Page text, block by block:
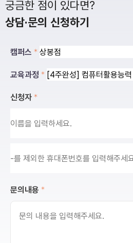
궁금한 점이 있다면?
상담·문의 신청하기
캠퍼스
교육과정
신청자
문의내용